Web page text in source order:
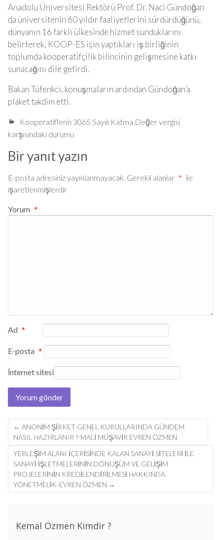
Anadolu Üniversitesi Rektörü Prof. Dr. Naci Gündoğan
da üniversitenin 60 yıldır faaliyetlerini sürdürdüğünü,
dünyanın 16 farklı ülkesinde hizmet sunduklarını
belirterek, KOOP-ES için yaptıkları iş birliğinin
toplumda kooperatifçilik bilincinin gelişmesine katkı
sunacağını dile getirdi.
Bakan Tüfenkci, konuşmaların ardından Gündoğan’a
plaket takdim etti.
Kooperatiflerin 3065 Sayılı Katma Değer vergisi
karşısındaki durumu
Bir yanıt yazın
E-posta adresiniz yayınlanmayacak. Gerekli alanlar * ile
işaretlenmişlerdir
Yorum *
Ad *
E-posta *
İnternet sitesi
Post
navigation
← ANONIM ŞIRKET GENEL KURULLARINDA GÜNDEM
NASIL HAZIRLANIR ?-MALİ MÜŞAVİR EVREN ÖZMEN
YERLEŞİM ALANI İÇERİSİNDE KALAN SANAYİ SİTELERİ İLE
SANAYİ İŞLETMELERİNİN DÖNÜŞÜM VE GELİŞİM
PROJELERİNİN KREDİLENDİRİLMESİ HAKKINDA
YÖNETMELİK-EVREN ÖZMEN →
Kemal Özmen Kimdir ?